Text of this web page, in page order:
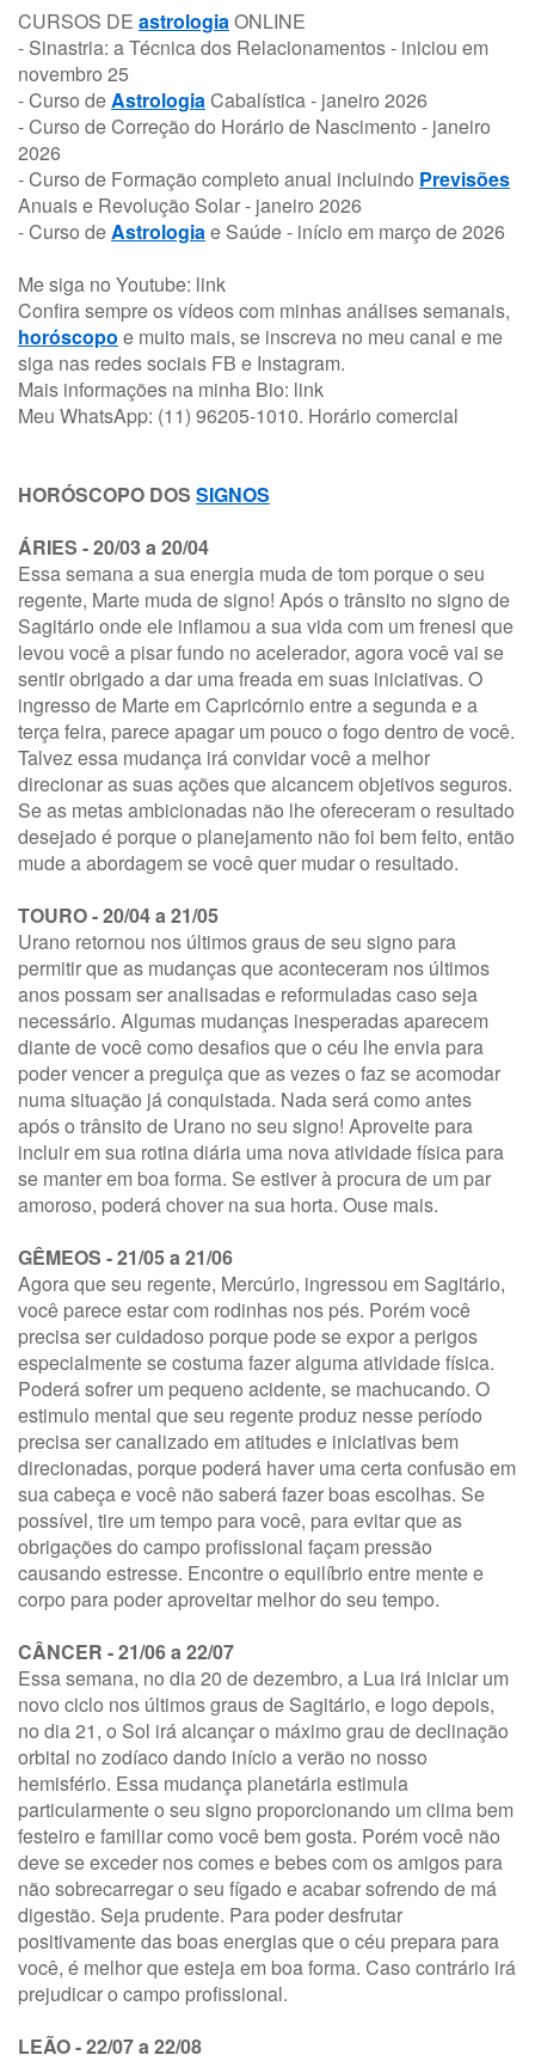
CURSOS DE astrologiaONLINE
- Sinastria: a Técnica dos Relacionamentos - iniciou em
novembro 25
- Curso deAstrologiaCabalística - janeiro 2026
- Curso de Correção do Horário de Nascimento - janeiro
2026
- Curso de Formação completo anual incluindo Previsões
Anuais e Revolução Solar - janeiro 2026
- Curso deAstrologiae Saúde - início em março de 2026
Me siga no Youtube: link
Confira sempre os vídeos com minhas análises semanais,
horóscopo e muito mais, se inscreva no meu canal e me
siga nas redes sociais FB e Instagram.
Mais informações na minha Bio: link
Meu WhatsApp: (11) 96205-1010. Horário comercial
HORÓSCOPO DOS SIGNOS
ÁRIES - 20/03 a 20/04
Essa semana a sua energia muda de tom porque o seu
regente, Marte muda de signo! Após o trânsito no signo de
Sagitário onde ele inflamou a sua vida com um frenesi que
levou você a pisar fundo no acelerador, agora você vai se
sentir obrigado a dar uma freada em suas iniciativas. O
ingresso de Marte em Capricórnio entre a segunda e a
terça feira, parece apagar um pouco o fogo dentro de você.
Talvez essa mudança irá convidar você a melhor
direcionar as suas ações que alcancem objetivos seguros.
Se as metas ambicionadas não lhe ofereceram o resultado
desejado é porque o planejamento não foi bem feito, então
mude a abordagem se você quer mudar o resultado.
TOURO - 20/04 a 21/05
Urano retornou nos últimos graus de seu signo para
permitir que as mudanças que aconteceram nos últimos
anos possam ser analisadas e reformuladas caso seja
necessário. Algumas mudanças inesperadas aparecem
diante de você como desafios que o céu lhe envia para
poder vencer a preguiça que as vezes o faz se acomodar
numa situação já conquistada. Nada será como antes
após o trânsito de Urano no seu signo! Aproveite para
incluir em sua rotina diária uma nova atividade física para
se manter em boa forma. Se estiver à procura de um par
amoroso, poderá chover na sua horta. Ouse mais.
GÊMEOS - 21/05 a 21/06
Agora que seu regente, Mercúrio, ingressou em Sagitário,
você parece estar com rodinhas nos pés. Porém você
precisa ser cuidadoso porque pode se expor a perigos
especialmente se costuma fazer alguma atividade física.
Poderá sofrer um pequeno acidente, se machucando. O
estimulo mental que seu regente produz nesse período
precisa ser canalizado em atitudes e iniciativas bem
direcionadas, porque poderá haver uma certa confusão em
sua cabeça e você não saberá fazer boas escolhas. Se
possível, tire um tempo para você, para evitar que as
obrigações do campo profissional façam pressão
causando estresse. Encontre o equilíbrio entre mente e
corpo para poder aproveitar melhor do seu tempo.
CÂNCER - 21/06 a 22/07
Essa semana, no dia 20 de dezembro, a Lua irá iniciar um
novo ciclo nos últimos graus de Sagitário, e logo depois,
no dia 21, o Sol irá alcançar o máximo grau de declinação
orbital no zodíaco dando início a verão no nosso
hemisfério. Essa mudança planetária estimula
particularmente o seu signo proporcionando um clima bem
festeiro e familiar como você bem gosta. Porém você não
deve se exceder nos comes e bebes com os amigos para
não sobrecarregar o seu fígado e acabar sofrendo de má
digestão. Seja prudente. Para poder desfrutar
positivamente das boas energias que o céu prepara para
você, é melhor que esteja em boa forma. Caso contrário irá
prejudicar o campo profissional.
LEÃO - 22/07 a 22/08